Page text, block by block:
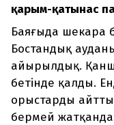
қарым-қатынас
Баяғыда шекара
Бостандық
айырылдық.
бетінде қалды.
орыстарды
бермей